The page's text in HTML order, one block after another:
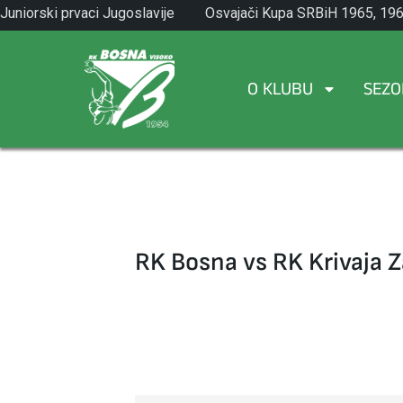
Skip
to
Juniorski prvaci Jugoslavije
1971.
Osvajači Kupa SRBiH 1965,
1982.
O KLUBU
RK Bosna vs RK Krivaja